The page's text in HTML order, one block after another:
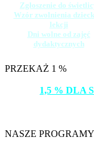
Zgłoszenie do
Wzór zwolnienia
lekcji
Dni wolne od zajęć
dydaktycznych
PRZEKAŻ 1 %
1,5 % DLA
NASZE PROGRAMY